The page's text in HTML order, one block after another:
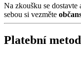
Na zkoušku se dostavte
sebou si vezměte
Platební